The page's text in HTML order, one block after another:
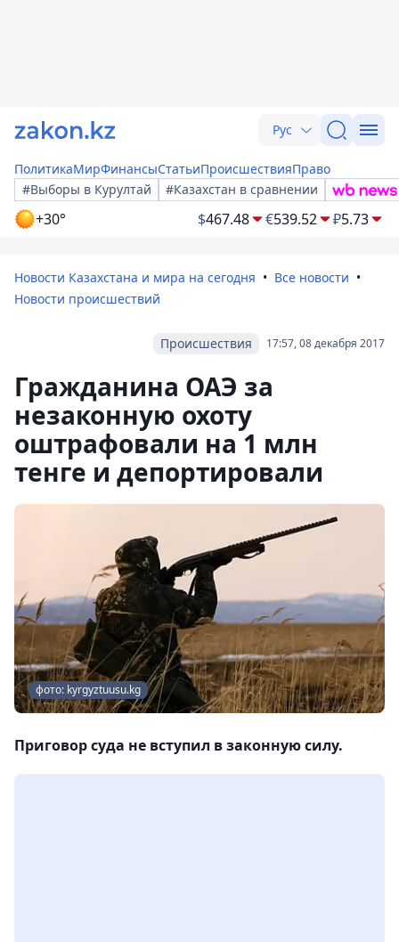
Рус
ПолитикаМирФинансыСтатьиПроисшествияПраво
#Выборы в Курултай
#Казахстан в сравнении
+30° $467.48 €539.52 ₽5.73
Новости Казахстана и мира на сегодня
Все новости
Новости происшествий
17:57, 08 декабря 2017
Происшествия
Гражданина ОАЭ за
незаконную охоту
оштрафовали на 1 млн
тенге и депортировали
фото: kyrgyztuusu.kg
Приговор суда не вступил в законную силу.